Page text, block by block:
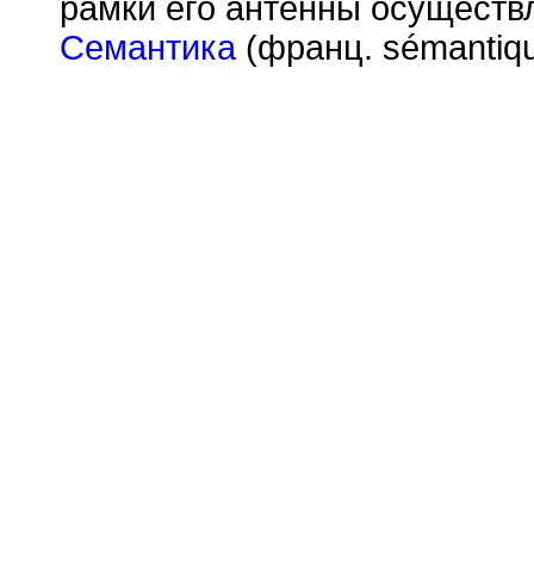
рамки его антенны
Семантика(франц. sé